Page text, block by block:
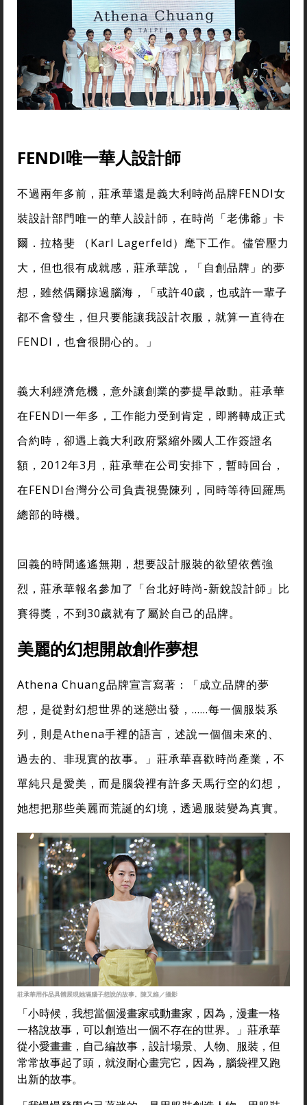
FENDI唯一華人設計師
不過兩年多前，莊承華還是義大利時尚品牌FENDI女
裝設計部門唯一的華人設計師，在時尚「老佛爺」卡
爾．拉格斐 （Karl Lagerfeld）麾下工作。儘管壓力
大，但也很有成就感，莊承華說，「自創品牌」的夢
想，雖然偶爾掠過腦海，「或許40歲，也或許一輩子
都不會發生，但只要能讓我設計衣服，就算一直待在
FENDI，也會很開心的。」
義大利經濟危機，意外讓創業的夢提早啟動。莊承華
在FENDI一年多，工作能力受到肯定，即將轉成正式
合約時，卻遇上義大利政府緊縮外國人工作簽證名
額，2012年3月，莊承華在公司安排下，暫時回台，
在FENDI台灣分公司負責視覺陳列，同時等待回羅馬
總部的時機。
回義的時間遙遙無期，想要設計服裝的欲望依舊強
烈，莊承華報名參加了「台北好時尚-新銳設計師」比
賽得獎，不到30歲就有了屬於自己的品牌。
美麗的幻想開啟創作夢想
Athena Chuang品牌宣言寫著：「成立品牌的夢
想，是從對幻想世界的迷戀出發，……每一個服裝系
列，則是Athena手裡的語言，述說一個個未來的、
過去的、非現實的故事。」莊承華喜歡時尚產業，不
單純只是愛美，而是腦袋裡有許多天馬行空的幻想，
她想把那些美麗而荒誕的幻境，透過服裝變為真實。
莊承華用作品具體展現她滿腦子想說的故事。陳又維／攝影
「小時候，我想當個漫畫家或動畫家，因為，漫畫一格
一格說故事，可以創造出一個不存在的世界。」莊承華
從小愛畫畫，自己編故事，設計場景、人物、服裝，但
常常故事起了頭，就沒耐心畫完它，因為，腦袋裡又跑
出新的故事。